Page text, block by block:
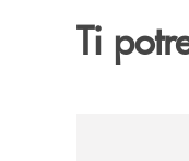
Ti